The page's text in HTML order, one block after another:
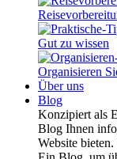
Gut zu wissen
Organisieren
Über uns
Blog
Konzipiert als
Blog Ihnen
Website